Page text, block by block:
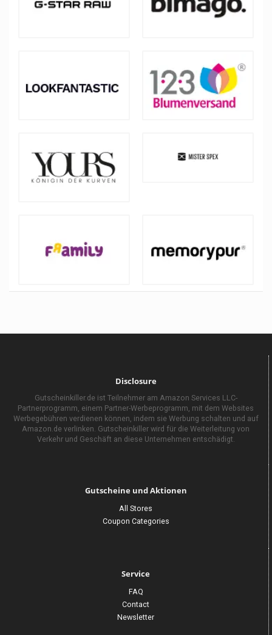
Disclosure
Gutscheinkiller.de ist Teilnehmer am Amazon Services LLC-
Partnerprogramm, einem Partner-Werbeprogramm, mit dem Websites
Werbegebühren verdienen können, indem sie Werbung schalten und auf
Amazon.de verlinken. Gutscheinkiller wird für die Weiterleitung von
Verkehr und Geschäft an diese Unternehmen entschädigt.
Gutscheine und Aktionen
All Stores
Coupon Categories
Service
FAQ
Contact
Newsletter